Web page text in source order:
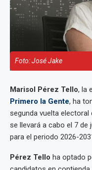
Foto: José Jake
Marisol Pérez Tello, la
Primero la Gente, ha
segunda vuelta electoral
se llevará a cabo el 7 de
para el periodo 2026-
Pérez Tello ha optado